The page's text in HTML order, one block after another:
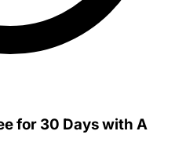
for 30 Days with A